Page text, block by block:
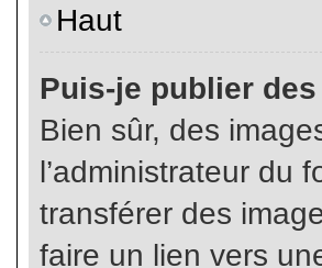
Haut
Puis-je publier
Bien sûr, des
l’administrateur du
transférer des
faire un lien vers